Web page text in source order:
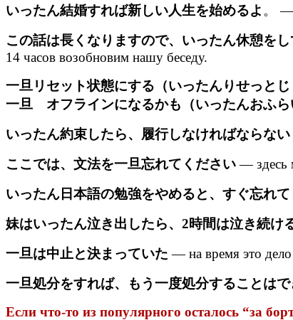
いったん結婚すれば新しい人生を始めるよ 。 —
この話は長くなりますので、いったん休憩を
14 часов возобновим нашу беседу.
一旦リセット状態にする（いったんりせっとじ
一旦 オフラインになるかも（いったんおふら
いったん約束したら、履行しなければならない
ここでは、文法を一旦忘れてください— здесь
いったん日本語の勉強をやめると、すぐ忘れて
妹はいったん泣き出したら、2時間は泣き続け
一旦は中止と決まっていた — на время это
一旦処分をすれば、もう一度処分することは
Если что-то из популярного осталось “за